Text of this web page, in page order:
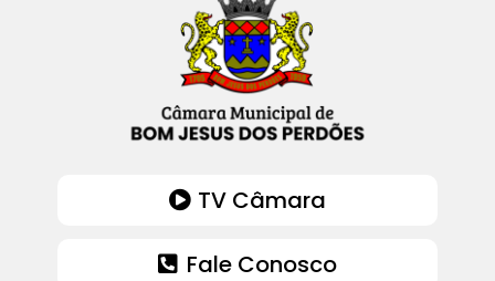
TV Câmara
Fale Conosco